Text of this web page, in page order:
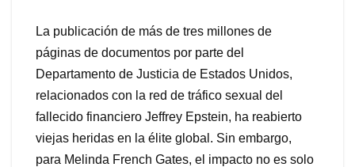
La publicación de más de tres millones de
páginas de documentos por parte del
Departamento de Justicia de Estados Unidos,
relacionados con la red de tráfico sexual del
fallecido financiero Jeffrey Epstein, ha reabierto
viejas heridas en la élite global. Sin embargo,
para Melinda French Gates, el impacto no es solo